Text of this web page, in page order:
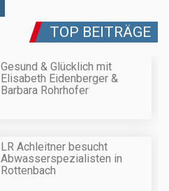
TOP BEITRÄGE
Gesund & Glücklich mit
Elisabeth Eidenberger &
Barbara Rohrhofer
LR Achleitner besucht
Abwasserspezialisten in
Rottenbach